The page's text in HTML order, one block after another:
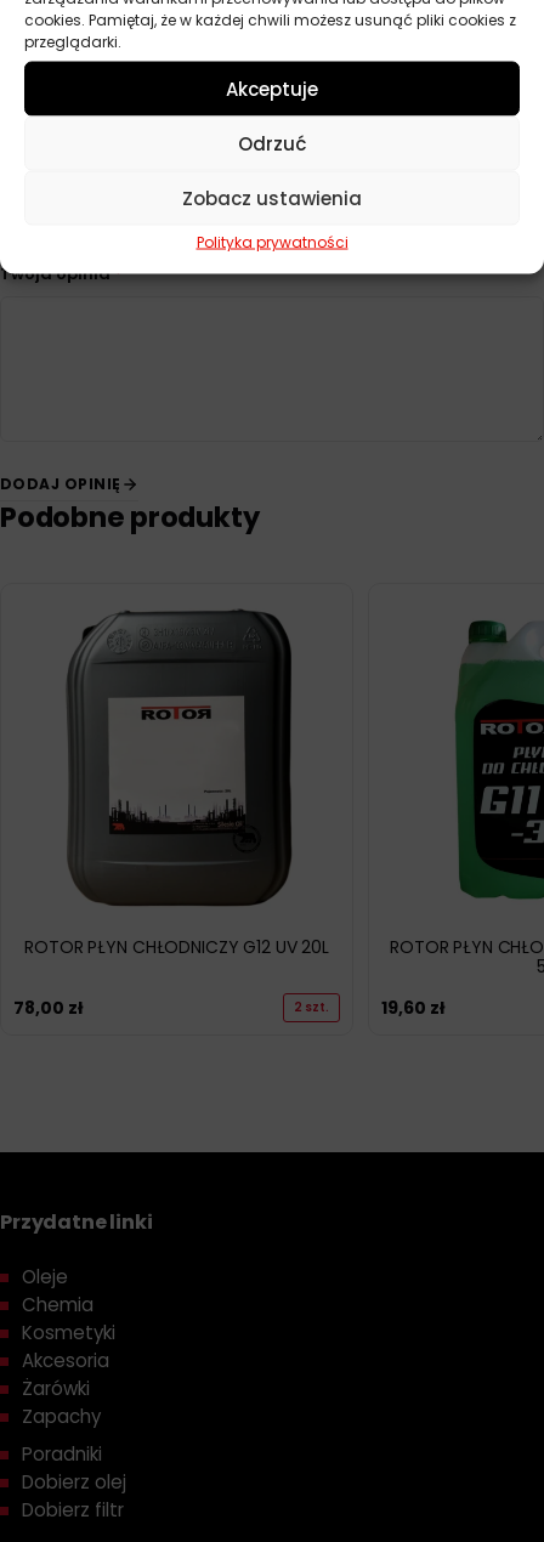
cookies. Pamiętaj, że w każdej chwili możesz usunąć pliki cookies z
przeglądarki.
Akceptuje
Odrzuć
Zobacz ustawienia
Polityka prywatności
Opinie
Na razie nie ma opinii o produkcie.
Twoja opinia*
DODAJ OPINIĘ
Podobne produkty
ROTOR PŁYN CHŁODNICZY G12 UV 20L
78,00 zł 2 szt.
ROTOR PŁYN
19,60 zł
Przydatne linki
Oleje
Chemia
Kosmetyki
Akcesoria
Żarówki
Zapachy
Poradniki
Dobierz olej
Dobierz filtr